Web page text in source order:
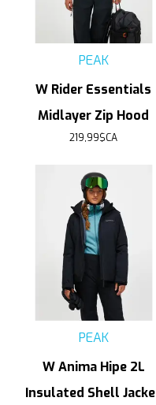
PEAK
W Rider Essentials
Midlayer Zip Hood
219,99$CA
PEAK
W Anima Hipe 2L
Insulated Shell